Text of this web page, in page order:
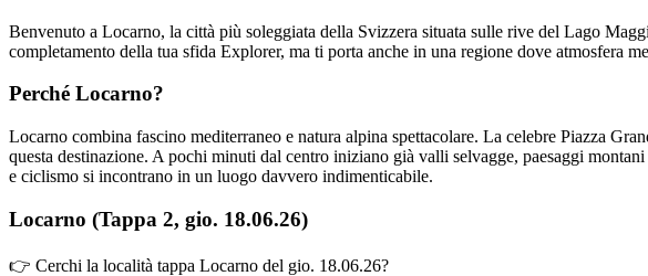
Benvenuto a Locarno, la città più soleggiata della Svizzera situata sulle rive del Lago
completamento della tua sfida Explorer, ma ti porta anche in una regione dove atmosfera
Perché Locarno?
Locarno combina fascino mediterraneo e natura alpina spettacolare. La celebre Piazza
questa destinazione. A pochi minuti dal centro iniziano già valli selvagge, paesaggi
e ciclismo si incontrano in un luogo davvero indimenticabile.
Locarno (Tappa 2, gio. 18.06.26)
👉 Cerchi la località tappa Locarno del gio. 18.06.26?